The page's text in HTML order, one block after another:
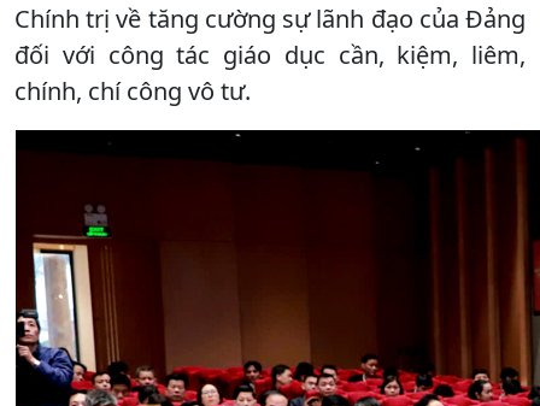
Chính trị về tăng cường sự lãnh đạo của Đảng
đối với công tác giáo dục cần, kiệm, liêm,
chính, chí công vô tư.